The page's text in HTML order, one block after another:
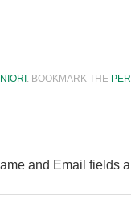
. BOOKMARK THE
and Email fields